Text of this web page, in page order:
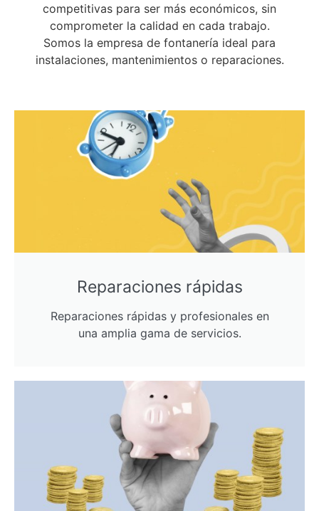
competitivas para ser más económicos, sin
comprometer la calidad en cada trabajo.
Somos la empresa de fontanería ideal para
instalaciones, mantenimientos o reparaciones.
Reparaciones rápidas
Reparaciones rápidas y profesionales en
una amplia gama de servicios.